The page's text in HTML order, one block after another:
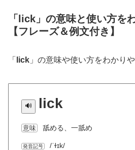
「lick」の意味と使い方を
【フレーズ＆例文付き】
「 lick 」の意味や使い方をわかり
lick
意味 舐める、一舐め
発音記号 /ˈɫɪk/